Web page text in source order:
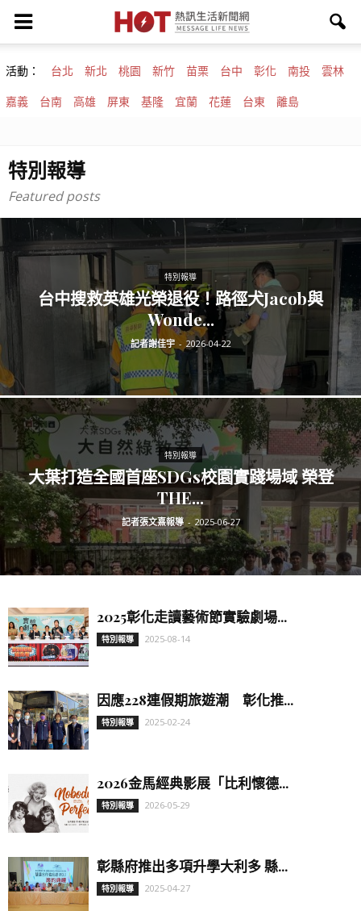
活動： 台北 新北 桃園 新竹 苗栗 台中 彰化 南投 雲林
嘉義 台南 高雄 屏東 基隆 宜蘭 花蓮 台東 離島
特別報導
Featured posts
特別報導
台中搜救英雄光榮退役！路徑犬Jacob與
Wonde...
記者謝佳宇 - 2026-04-22
特別報導
大葉打造全國首座SDGs校園實踐場域 榮登
THE...
記者張文熹報導 - 2025-06-27
2025彰化走讀藝術節實驗劇場...
特別報導 2025-08-14
因應228連假期旅遊潮 彰化推...
特別報導 2025-02-24
2026金馬經典影展「比利懷德...
特別報導 2026-05-29
彰縣府推出多項升學大利多 縣...
特別報導 2025-04-27